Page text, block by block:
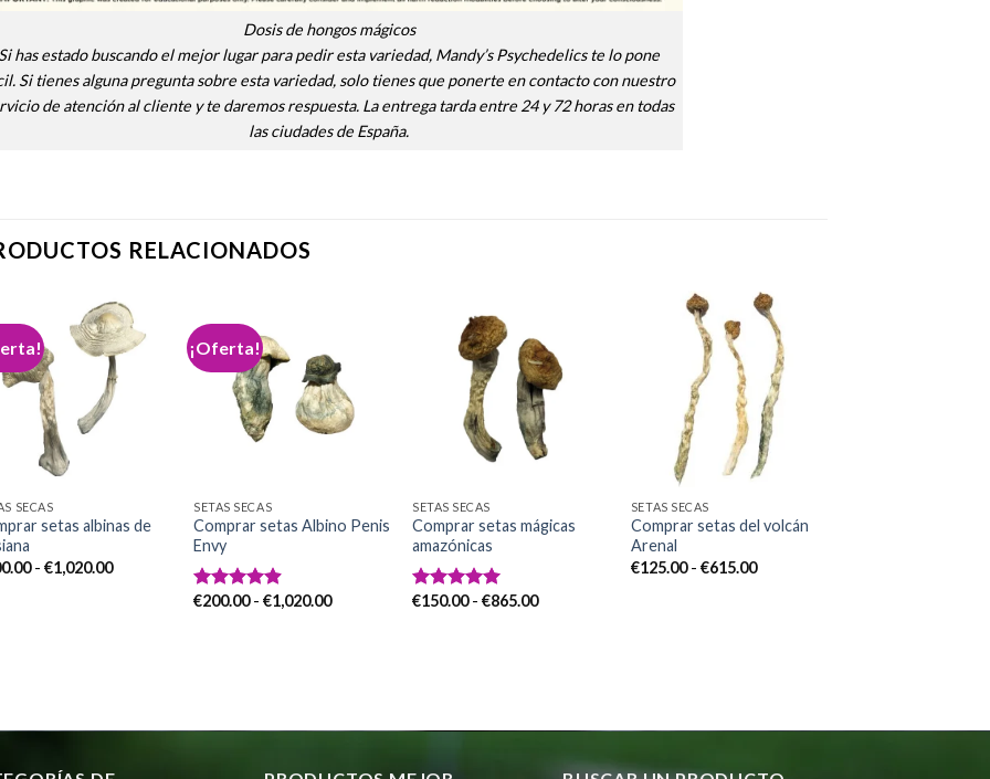
Dosis de hongos mágicos
Si has estado buscando el mejor lugar para pedir esta variedad, Mandy’s Psychedelics te lo pone
Si tienes alguna pregunta sobre esta variedad, solo tienes que ponerte en contacto con nuestro
de atención al cliente y te daremos respuesta. La entrega tarda entre 24 y 72 horas en todas
las ciudades de España.
RELACIONADOS
Add to
wishlist
SECAS
setas albinas de
- €1,020.00Rango
¡Oferta!
Add to
wishlist
SETAS SECAS
Comprar setas Albino Penis
Envy
Valorado
€200.00 - €1,020.00Rango
Add to
SETAS SECAS
Comprar setas mágicas
amazónicas
Valorado
€150.00 - €865.00Rango
Add to
wishlist
SETAS SECAS
Comprar setas del volcán
Arenal
€125.00 - €615.00Rango